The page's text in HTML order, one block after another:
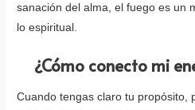
sanación del alma, el fuego es un
lo espiritual.
¿Cómo conecto mi
Cuando tengas claro tu propósito,